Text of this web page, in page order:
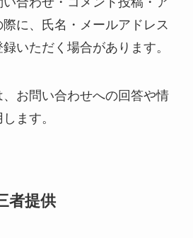
に、氏名・メールアドレス
いただく場合があります。
お問い合わせへの回答や情
ます。
者提供